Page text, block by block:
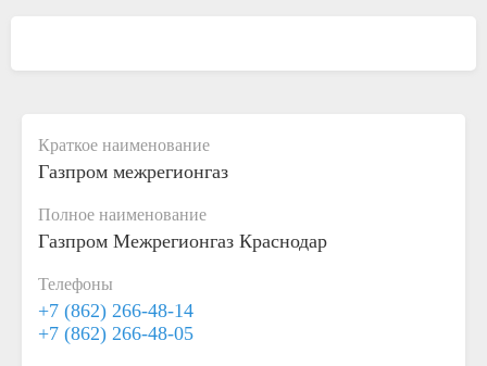
Краткое наименование
Газпром межрегионгаз
Полное наименование
Газпром Межрегионгаз Краснодар
Телефоны
+7 (862) 266-48-14
+7 (862) 266-48-05